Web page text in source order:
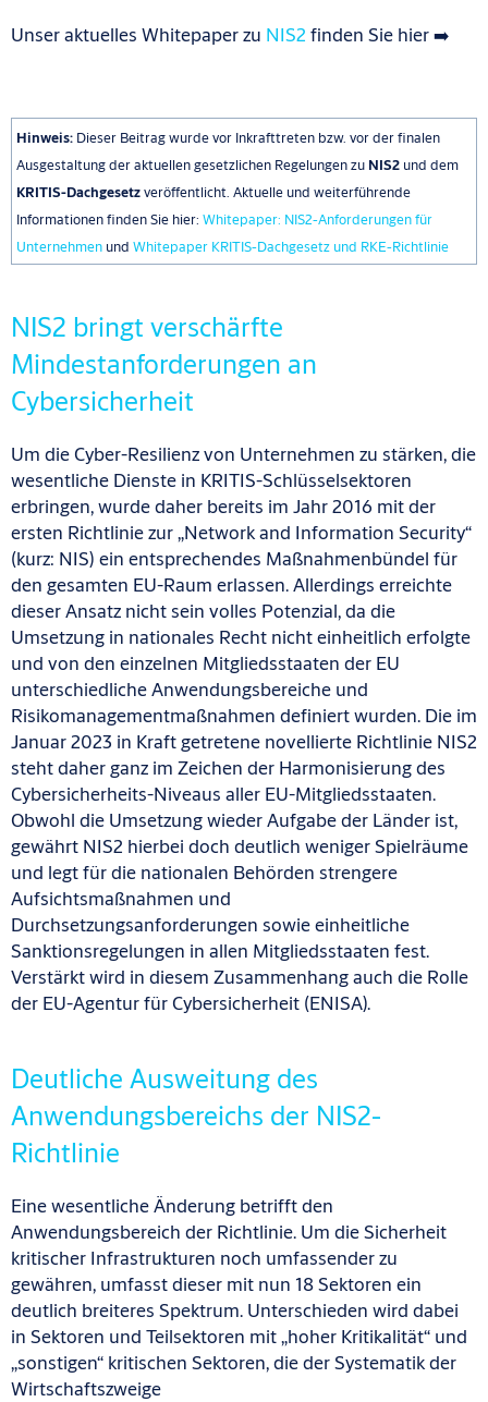
Unser aktuelles Whitepaper zu NIS2 finden Sie hier ➡️
Hinweis: Dieser Beitrag wurde vor Inkrafttreten bzw. vor der finalen
Ausgestaltung der aktuellen gesetzlichen Regelungen zu NIS2 und dem
KRITIS-Dachgesetzveröffentlicht. Aktuelle und weiterführende
Informationen finden Sie hier: Whitepaper: NIS2-Anforderungen für
Unternehmen und Whitepaper KRITIS-Dachgesetz und RKE-Richtlinie
NIS2 bringt verschärfte
Mindestanforderungen an
Cybersicherheit
Um die Cyber-Resilienz von Unternehmen zu stärken, die
wesentliche Dienste in KRITIS-Schlüsselsektoren
erbringen, wurde daher bereits im Jahr 2016 mit der
ersten Richtlinie zur „Network and Information Security“
(kurz: NIS) ein entsprechendes Maßnahmenbündel für
den gesamten EU-Raum erlassen. Allerdings erreichte
dieser Ansatz nicht sein volles Potenzial, da die
Umsetzung in nationales Recht nicht einheitlich erfolgte
und von den einzelnen Mitgliedsstaaten der EU
unterschiedliche Anwendungsbereiche und
Risikomanagementmaßnahmen definiert wurden. Die im
Januar 2023 in Kraft getretene novellierte Richtlinie NIS2
steht daher ganz im Zeichen der Harmonisierung des
Cybersicherheits-Niveaus aller EU-Mitgliedsstaaten.
Obwohl die Umsetzung wieder Aufgabe der Länder ist,
gewährt NIS2 hierbei doch deutlich weniger Spielräume
und legt für die nationalen Behörden strengere
Aufsichtsmaßnahmen und
Durchsetzungsanforderungen sowie einheitliche
Sanktionsregelungen in allen Mitgliedsstaaten fest.
Verstärkt wird in diesem Zusammenhang auch die Rolle
der EU-Agentur für Cybersicherheit (ENISA).
Deutliche Ausweitung des
Anwendungsbereichs der NIS2-
Richtlinie
Eine wesentliche Änderung betrifft den
Anwendungsbereich der Richtlinie. Um die Sicherheit
kritischer Infrastrukturen noch umfassender zu
gewähren, umfasst dieser mit nun 18 Sektoren ein
deutlich breiteres Spektrum. Unterschieden wird dabei
in Sektoren und Teilsektoren mit „hoher Kritikalität“ und
„sonstigen“ kritischen Sektoren, die der Systematik der
Wirtschaftszweige